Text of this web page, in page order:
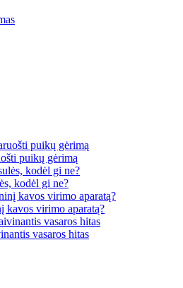
puikų gėrimą
kodėl gi ne?
virimo aparatą?
vasaros hitas